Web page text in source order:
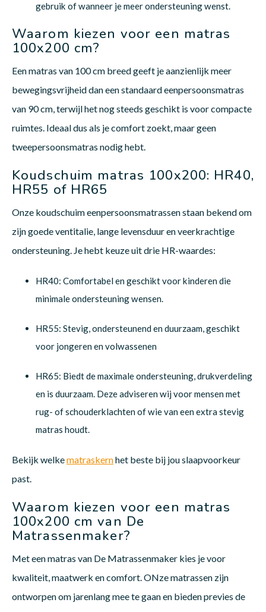
gebruik of wanneer je meer ondersteuning wenst.
Waarom kiezen voor een matras
100x200 cm?
Een matras van 100 cm breed geeft je aanzienlijk meer
bewegingsvrijheid dan een standaard eenpersoonsmatras
van 90 cm, terwijl het nog steeds geschikt is voor compacte
ruimtes. Ideaal dus als je comfort zoekt, maar geen
tweepersoonsmatras nodig hebt.
Koudschuim matras 100x200: HR40,
HR55 of HR65
Onze koudschuim eenpersoonsmatrassen staan bekend om
zijn goede ventitalie, lange levensduur en veerkrachtige
ondersteuning. Je hebt keuze uit drie HR-waardes:
HR40: Comfortabel en geschikt voor kinderen die
minimale ondersteuning wensen.
HR55: Stevig, ondersteunend en duurzaam, geschikt
voor jongeren en volwassenen
HR65: Biedt de maximale ondersteuning, drukverdeling
en is duurzaam. Deze adviseren wij voor mensen met
rug- of schouderklachten of wie van een extra stevig
matras houdt.
Bekijk welkematraskernhet beste bij jou slaapvoorkeur
past.
Waarom kiezen voor een matras
100x200 cm van De
Matrassenmaker?
Met een matras van De Matrassenmaker kies je voor
kwaliteit, maatwerk en comfort. ONze matrassen zijn
ontworpen om jarenlang mee te gaan en bieden previes de